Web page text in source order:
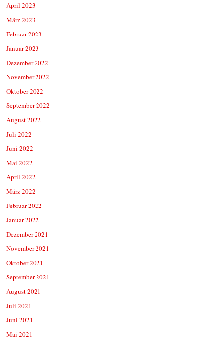
April 2023
März 2023
Februar 2023
Januar 2023
Dezember 2022
November 2022
Oktober 2022
September 2022
August 2022
Juli 2022
Juni 2022
Mai 2022
April 2022
März 2022
Februar 2022
Januar 2022
Dezember 2021
November 2021
Oktober 2021
September 2021
August 2021
Juli 2021
Juni 2021
Mai 2021